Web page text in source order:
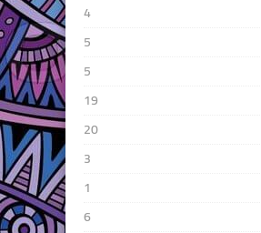
4
5
5
19
20
3
1
6